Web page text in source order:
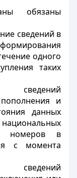
обязаны
сведений в
одного
таких
и
данных
номеров в
с момента